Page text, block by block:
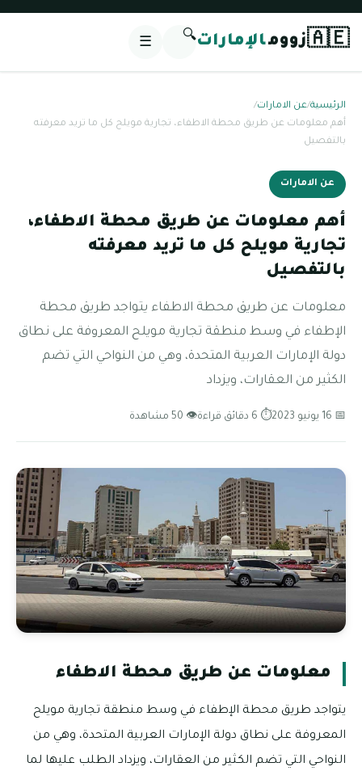
🇦🇪زوومالإمارات🔍
☰
الرئيسية/عن الامارات/
أهم معلومات عن طريق محطة الاطفاء، تجارية مويلح كل ما تريد معرفته
بالتفصيل
عن الامارات
أهم معلومات عن طريق محطة الاطفاء،
تجارية مويلح كل ما تريد معرفته
بالتفصيل
معلومات عن طريق محطة الاطفاء يتواجد طريق محطة
الإطفاء في وسط منطقة تجارية مويلح المعروفة على نطاق
دولة الإمارات العربية المتحدة، وهي من النواحي التي تضم
الكثير من العقارات، ويزداد
📅 16 يونيو 2023 ⏱ 6 دقائق قراءة 👁 50 مشاهدة
معلومات عن طريق محطة الاطفاء
يتواجد طريق محطة الإطفاء في وسط منطقة تجارية مويلح
المعروفة على نطاق دولة الإمارات العربية المتحدة، وهي من
النواحي التي تضم الكثير من العقارات، ويزداد الطلب عليها لما